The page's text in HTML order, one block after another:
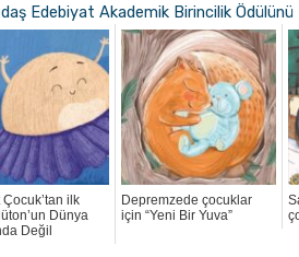
Edebiyat Akademik Birincilik Ödülünü
ilk
Dünya
Değil
Depremzede çocuklar
için “Yeni Bir Yuva”